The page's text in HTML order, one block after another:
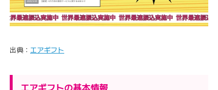
出典： エアギフト
エアギフトの基本情報